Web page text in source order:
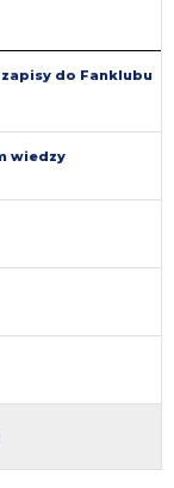
zapisy do Fanklubu
wiedzy